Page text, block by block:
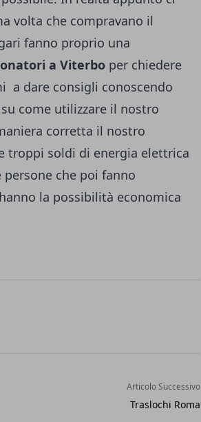
volta che compravano il
fanno proprio una
a Viterbo per chiedere
a dare consigli conoscendo
come utilizzare il nostro
corretta il nostro
troppi soldi di energia elettrica
che poi fanno
la possibilità economica
Articolo Successivo
Traslochi Roma